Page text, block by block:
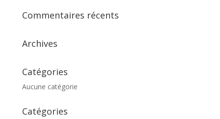
Commentaires récents
Archives
Catégories
Aucune catégorie
Catégories